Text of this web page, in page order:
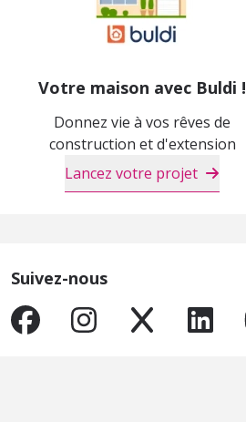
Votre maison avec Buldi !
Donnez vie à vos rêves de
construction et d'extension
Lancez votre projet
Suivez-nous